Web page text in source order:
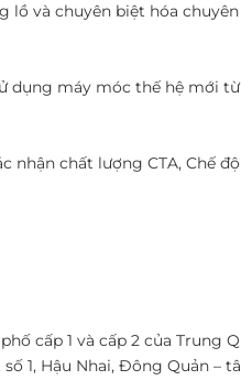
và chuyên biệt hóa chuyên
dụng máy móc thế hệ mới
nhận chất lượng CTA, Chế
cấp 1 và cấp 2 của Trung
1, Hậu Nhai, Đông Quản –